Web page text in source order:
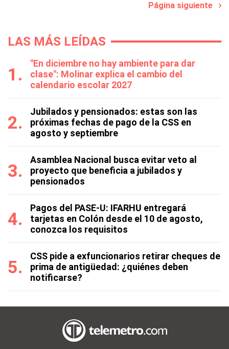
Página siguiente
LAS MÁS LEÍDAS
"En diciembre no hay ambiente para dar
clase": Molinar explica el cambio del
calendario escolar 2027
Jubilados y pensionados: estas son las
próximas fechas de pago de la CSS en
agosto y septiembre
Asamblea Nacional busca evitar veto al
proyecto que beneficia a jubilados y
pensionados
Pagos del PASE-U: IFARHU entregará
tarjetas en Colón desde el 10 de agosto,
conozca los requisitos
CSS pide a exfuncionarios retirar cheques de
prima de antigüedad: ¿quiénes deben
notificarse?